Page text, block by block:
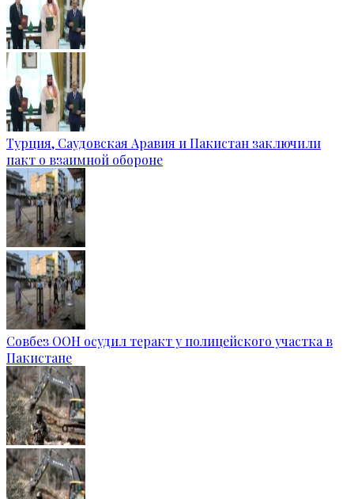
Турция, Саудовская Аравия и Пакистан заключили
пакт о взаимной обороне
Совбез ООН осудил теракт у полицейского участка в
Пакистане